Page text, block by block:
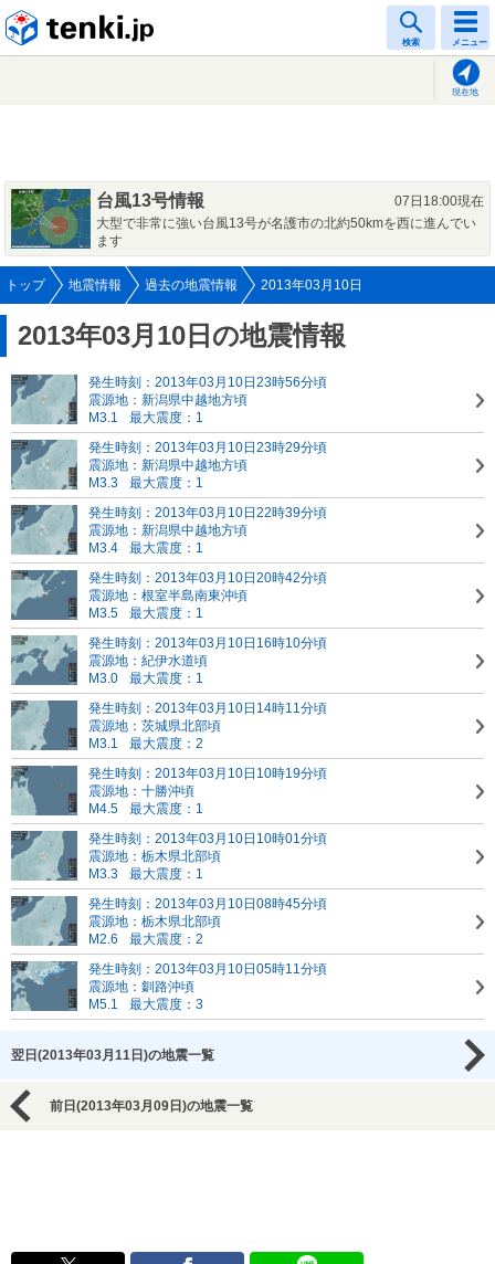
検索 メニュー
現在地
台風13号情報
07日18:00現在
大型で非常に強い台風13号が名護市の北約50kmを西に進んでい
ます
トップ 地震情報 過去の地震情報 2013年03月10日
2013年03月10日の地震情報
発生時刻：2013年03月10日23時56分頃
震源地：新潟県中越地方頃
M3.1
最大震度：1
発生時刻：2013年03月10日23時29分頃
震源地：新潟県中越地方頃
M3.3
最大震度：1
発生時刻：2013年03月10日22時39分頃
震源地：新潟県中越地方頃
M3.4
最大震度：1
発生時刻：2013年03月10日20時42分頃
震源地：根室半島南東沖頃
M3.5
最大震度：1
発生時刻：2013年03月10日16時10分頃
震源地：紀伊水道頃
M3.0
最大震度：1
発生時刻：2013年03月10日14時11分頃
震源地：茨城県北部頃
M3.1
最大震度：2
発生時刻：2013年03月10日10時19分頃
震源地：十勝沖頃
M4.5
最大震度：1
発生時刻：2013年03月10日10時01分頃
震源地：栃木県北部頃
M3.3
最大震度：1
発生時刻：2013年03月10日08時45分頃
震源地：栃木県北部頃
M2.6
最大震度：2
発生時刻：2013年03月10日05時11分頃
震源地：釧路沖頃
M5.1
最大震度：3
翌日(2013年03月11日)の地震一覧
前日(2013年03月09日)の地震一覧